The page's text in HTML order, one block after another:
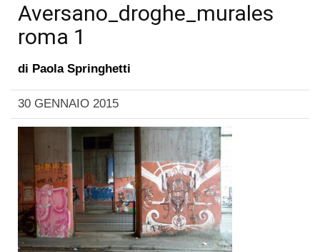
Aversano_droghe_murales
roma 1
di Paola Springhetti
30 GENNAIO 2015